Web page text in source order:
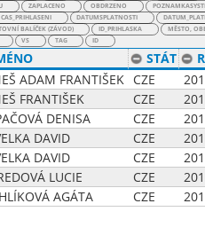
ZAPLACENO OBDRZENO
CAS_PRIHLASENI DATUMSPLATNOSTI
BALÍČEK (ZÁVOD) ID_PRIHLASKA
MĚSTO,
VS TAG ID
STÁT
ADAM FRANTIŠEK CZE
FRANTIŠEK CZE
DENISA CZE
DAVID CZE
DAVID CZE
LUCIE CZE
AGÁTA CZE